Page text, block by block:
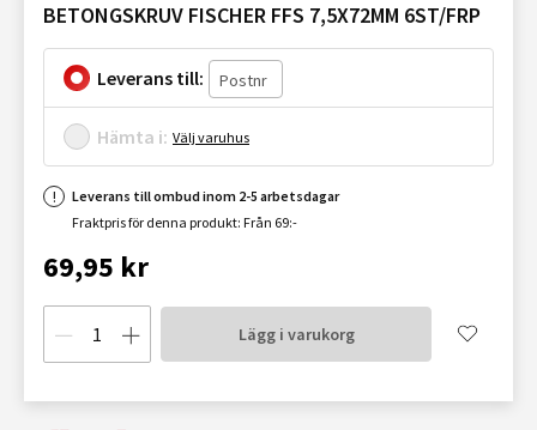
BETONGSKRUV FISCHER FFS 7,5X72MM 6ST/FRP
Leverans till:
Hämta i: Välj varuhus
Leverans till ombud inom 2-5 arbetsdagar
Fraktpris för denna produkt: Från 69:-
69,95 kr
Lägg i varukorg